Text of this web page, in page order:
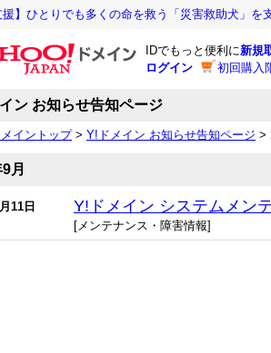
援】ひとりでも多くの命を救う「災害救助犬」を
IDでもっと便利に新規
ログイン
初回購入
ン お知らせ告知ページ
イントップ> Y!ドメイン お知らせ告知ページ >
月
11日 Y!ドメイン システムメン
[メンテナンス・障害情報]